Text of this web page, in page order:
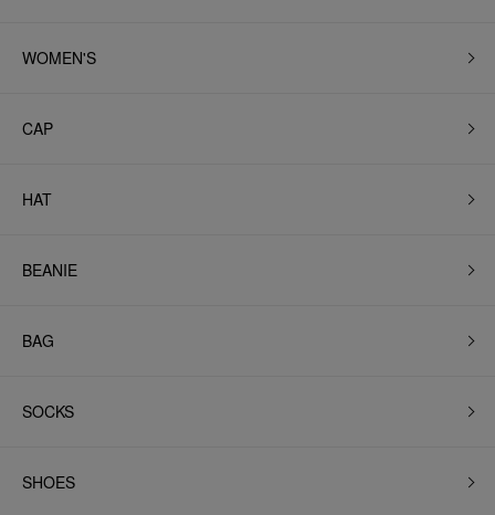
WOMEN'S
CAP
HAT
BEANIE
BAG
SOCKS
SHOES